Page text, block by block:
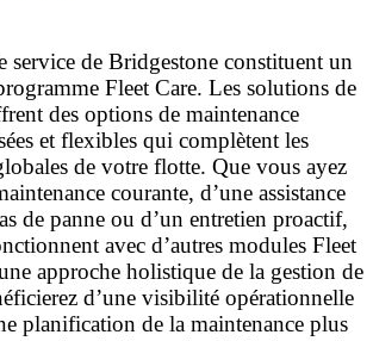
service de Bridgestone constituent un
Fleet Care. Les solutions de
des options de maintenance
et flexibles qui complètent les
de votre flotte. Que vous ayez
courante, d’une assistance
de panne ou d’un entretien proactif,
avec d’autres modules Fleet
approche holistique de la gestion de
d’une visibilité opérationnelle
planification de la maintenance plus